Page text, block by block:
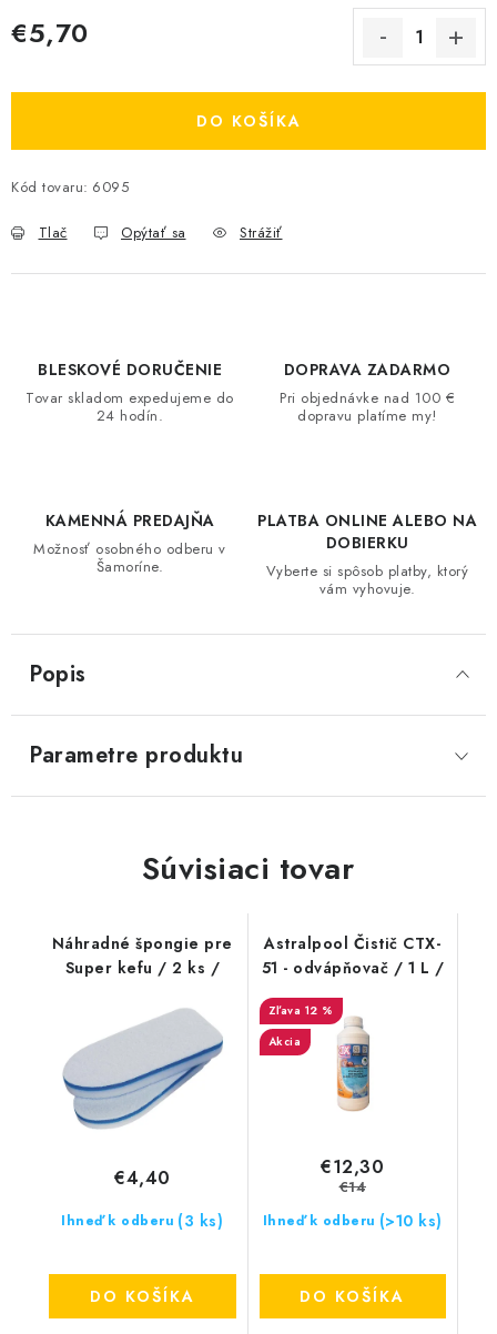
€5,70
DO KOŠÍKA
Kód tovaru: 6095
Tlač Opýtať sa Strážiť
BLESKOVÉ DORUČENIE
Tovar skladom expedujeme do
24 hodín.
DOPRAVA ZADARMO
Pri objednávke nad 100 €
dopravu platíme my!
KAMENNÁ PREDAJŇA
Možnosť osobného odberu v
Šamoríne.
PLATBA ONLINE ALEBO NA
DOBIERKU
Vyberte si spôsob platby, ktorý
vám vyhovuje.
Popis
Parametre produktu
Súvisiaci tovar
Náhradné špongie pre
Super kefu / 2 ks /
Ihneď k odberu (3 ks)
€4,40
DO KOŠÍKA
Astralpool Čistič CTX-
51 - odvápňovač / 1 L /
12 %
Akcia
Ihneď k odberu (>10 ks)
€12,30
€14
DO KOŠÍKA